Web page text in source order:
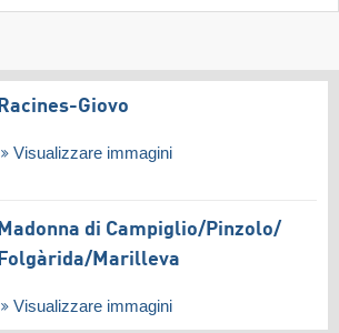
Racines-Giovo
Visualizzare immagini
Madonna di Campiglio/​Pinzolo/​
Folgàrida/​Marilleva
Visualizzare immagini